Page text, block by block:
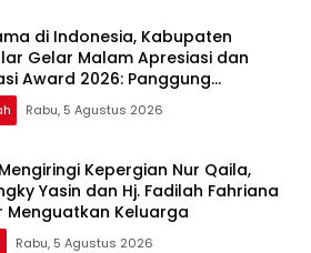
di Indonesia, Kabupaten
Gelar Malam Apresiasi dan
Award 2026: Panggung
bagi Pelayan Publik
Rabu, 5 Agustus 2026
Kepergian Nur Qaila,
Yasin dan Hj. Fadilah Fahriana
Menguatkan Keluarga
Rabu, 5 Agustus 2026